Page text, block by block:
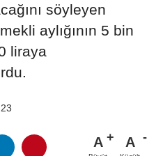
söyleyen
aylığının 5 bin
liraya
A A